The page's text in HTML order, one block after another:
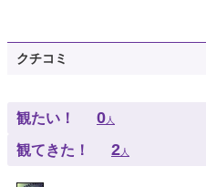
クチコミ
観たい！ 0人
観てきた！ 2人